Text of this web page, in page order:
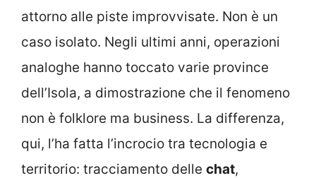
attorno alle piste improvvisate. Non è un
caso isolato. Negli ultimi anni, operazioni
analoghe hanno toccato varie province
dell’Isola, a dimostrazione che il fenomeno
non è folklore ma business. La differenza,
qui, l’ha fatta l’incrocio tra tecnologia e
territorio: tracciamento delle chat,